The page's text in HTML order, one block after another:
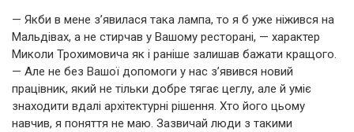
— Якби в мене з’явилася така лампа, то я б уже ніжився на
Мальдівах, а не стирчав у Вашому ресторані, — характер
Миколи Трохимовича як і раніше залишав бажати кращого.
— Але не без Вашої допомоги у нас з’явився новий
працівник, який не тільки добре тягає цеглу, але й уміє
знаходити вдалі архітектурні рішення. Хто його цьому
навчив, я поняття не маю. Зазвичай люди з такими